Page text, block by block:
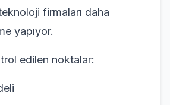
firmaları daha
yapıyor.
edilen noktalar: